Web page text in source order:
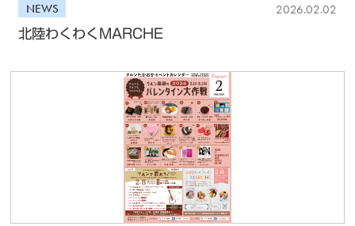
NEWS 2026.02.02
北陸わくわくMARCHE